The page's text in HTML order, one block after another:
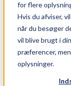
for flere
Hvis du afviser,
når du besøger
vil blive brugt i
præferencer,
oplysninger.
“Konceptet er
teamsamarbejde,
evne til at skabe
Taggedforside,
Kontakt os